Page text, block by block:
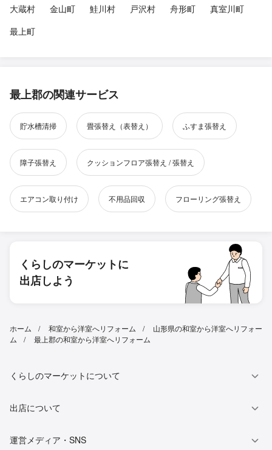
大蔵村
金山町 鮭川村 戸沢村 舟形町
真室川町
最上町
最上郡の関連サービス
貯水槽清掃 畳張替え（表替え） ふすま張替え
障子張替え クッションフロア張替え / 張替え
エアコン取り付け 不用品回収 フローリング張替え
くらしのマーケットに
出店しよう
ホーム 和室から洋室へリフォーム
山形県の和室から洋室へリフォー
ム
最上郡の和室から洋室へリフォーム
くらしのマーケットについて
出店について
運営メディア・SNS